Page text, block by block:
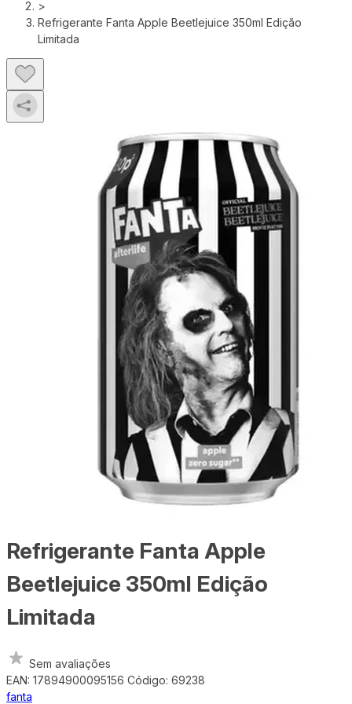
>
Refrigerante Fanta Apple Beetlejuice 350ml Edição
Limitada
Refrigerante Fanta Apple
Beetlejuice 350ml Edição
Limitada
Sem avaliações
EAN: 17894900095156 Código: 69238
fanta